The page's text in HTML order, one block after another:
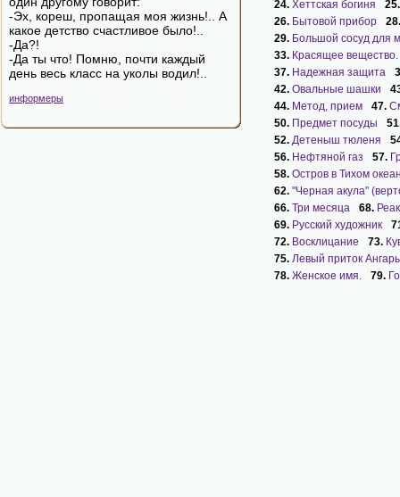
-Эх, кореш, пропащая моя жизнь!.. А
какое детство счастливое было!..
-Да?!
-Да ты что! Помню, почти каждый
день весь класс на уколы водил!..
информеры
24. Хеттская богиня
26. Бытовой прибор
29. Большой сосуд для
33. Красящее вещество.
37. Надежная защита
42. Овальные шашки
44. Метод, прием 47.
50. Предмет посуды
52. Детеныш тюленя
56. Нефтяной газ 57.
58. Остров в Тихом
62. "Черная акула"
66. Три месяца 68.
69. Русский художник
72. Восклицание 73.
75. Левый приток
78. Женское имя. 79.